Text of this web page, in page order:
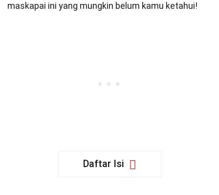
maskapai ini yang mungkin belum kamu ketahui!
Daftar Isi